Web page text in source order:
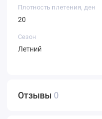
Плотность плетения, ден
20
Сезон
Летний
Отзывы 0